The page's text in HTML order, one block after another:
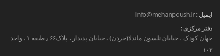
ایمیل :Info@mehanpoush.ir
دفتر مرکزی :
جهان کودک ، خیابان نلسون ماندلا(جردن) ، خیابان پدیدار ، پلاک۶۶ ٫ طبقه ۱ ، واحد
۱۰۲